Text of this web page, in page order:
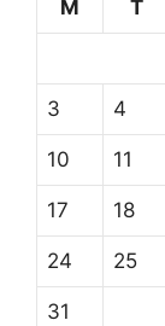
M
T
3 4
10 11
17 18
24 25
31